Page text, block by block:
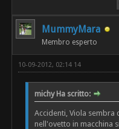
MummyMara
Membro esperto
10-09-2012, 02:14 14
michy Ha scritto:
Accidenti, Viola sembra
nell'ovetto in macchina